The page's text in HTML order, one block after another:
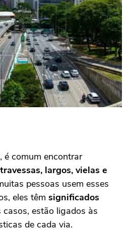
é comum encontrar
largos, vielas e
pessoas usem esses
eles têm significados
casos, estão ligados às
de cada via.